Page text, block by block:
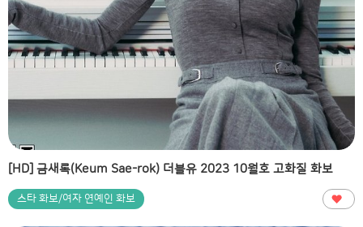
[HD] 금새록(Keum Sae-rok) 더블유 2023 10월호 고화질 화보
스타 화보/여자 연예인 화보